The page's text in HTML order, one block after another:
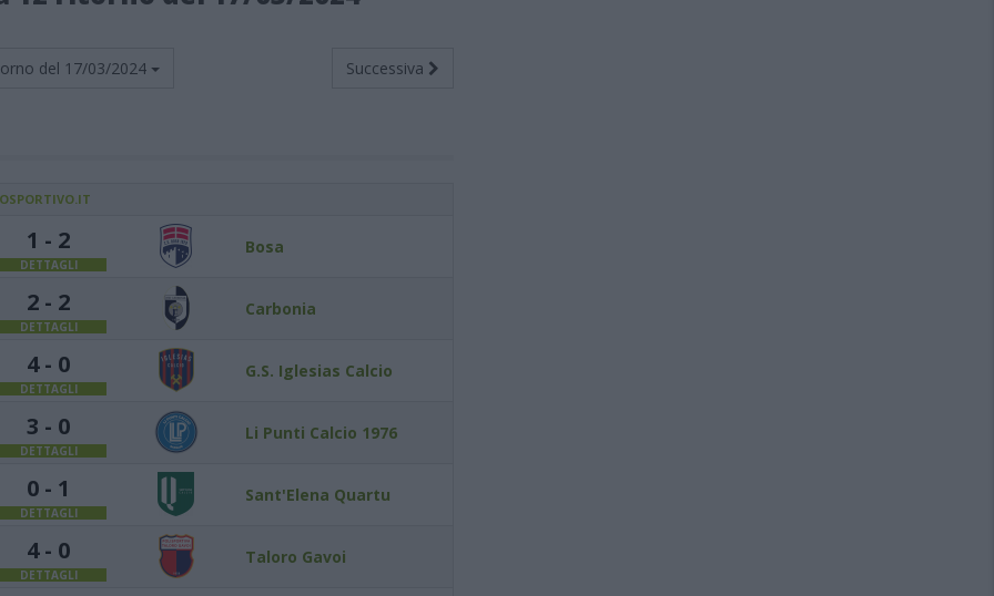
del 17/03/2024 Successiva
1 - 2
DETTAGLI
Bosa
2 - 2
DETTAGLI
Carbonia
4 - 0
DETTAGLI
G.S. Iglesias Calcio
3 - 0
DETTAGLI
Li Punti Calcio 1976
0 - 1
DETTAGLI
Sant'Elena Quartu
4 - 0
DETTAGLI
Taloro Gavoi